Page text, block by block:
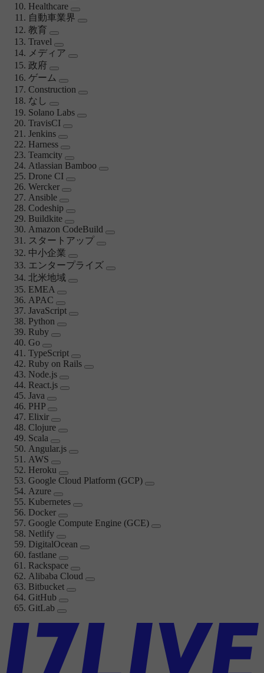
Healthcare
自動車業界
教育
Travel
メディア
政府
ゲーム
Construction
なし
Solano Labs
TravisCI
Jenkins
Harness
Teamcity
Atlassian Bamboo
Drone CI
Wercker
Ansible
Codeship
Buildkite
Amazon CodeBuild
スタートアップ
中小企業
エンタープライズ
北米地域
EMEA
APAC
JavaScript
Python
Ruby
Go
TypeScript
Ruby on Rails
Node.js
React.js
Java
PHP
Elixir
Clojure
Scala
Angular.js
AWS
Heroku
Google Cloud Platform (GCP)
Azure
Kubernetes
Docker
Google Compute Engine (GCE)
Netlify
DigitalOcean
fastlane
Rackspace
Alibaba Cloud
Bitbucket
GitHub
GitLab